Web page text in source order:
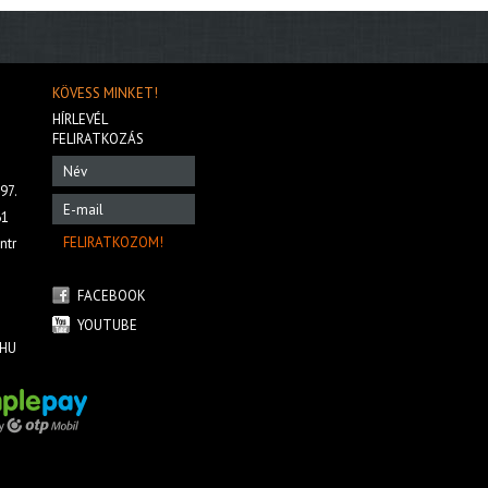
KÖVESS MINKET!
HÍRLEVÉL
FELIRATKOZÁS
FACEBOOK
YOUTUBE